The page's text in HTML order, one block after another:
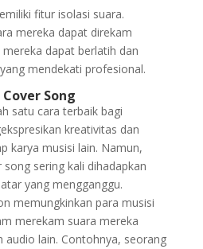
fitur isolasi suara.
mereka dapat direkam
dapat berlatih dan
mendekati profesional.
Song
satu cara terbaik bagi
kreativitas dan
karya musisi lain. Namun,
sering kali dihadapkan
yang mengganggu.
memungkinkan para musisi
merekam suara mereka
audio lain. Contohnya, seorang